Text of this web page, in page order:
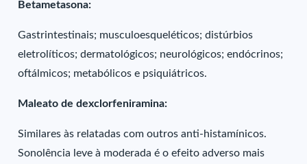
Betametasona:
Gastrintestinais; musculoesqueléticos; distúrbios
eletrolíticos; dermatológicos; neurológicos; endócrinos;
oftálmicos; metabólicos e psiquiátricos.
Maleato de dexclorfeniramina:
Similares às relatadas com outros anti-histamínicos.
Sonolência leve à moderada é o efeito adverso mais